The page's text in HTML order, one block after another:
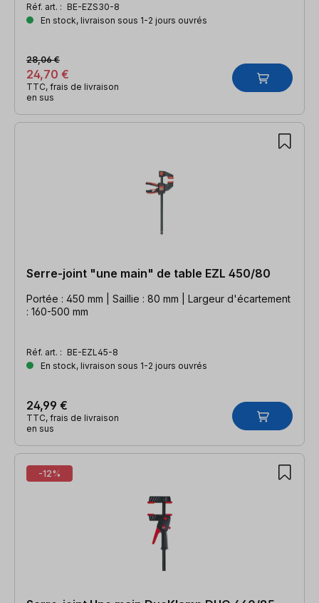
Réf. art. : BE-EZS30-8
En stock, livraison sous 1-2 jours ouvrés
24,70 €
28,06 €
TTC, frais de livraison
en sus
Serre-joint "une main" de table EZL 450/80
Portée : 450 mm | Saillie : 80 mm | Largeur d'écartement
: 160-500 mm
Réf. art. : BE-EZL45-8
En stock, livraison sous 1-2 jours ouvrés
24,99 €
TTC, frais de livraison
en sus
-12%